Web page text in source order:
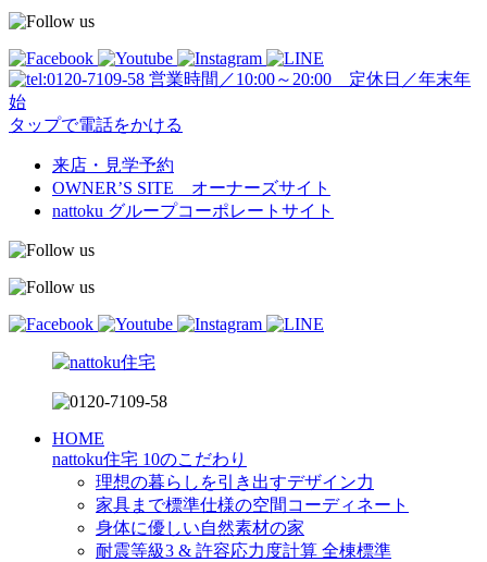
営業時間／10:00～20:00 定休日／年末年
始
タップで電話をかける
来店・見学予約
OWNER’S SITE オーナーズサイト
nattoku グループコーポレートサイト
HOME
nattoku住宅 10のこだわり
理想の暮らしを引き出すデザイン力
家具まで標準仕様の空間コーディネート
身体に優しい自然素材の家
耐震等級3 & 許容応力度計算 全棟標準